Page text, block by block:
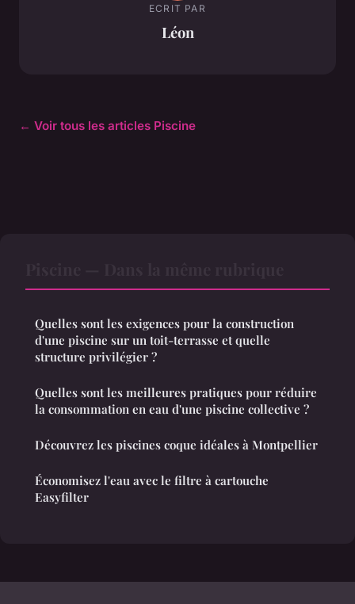
ECRIT PAR
Léon
← Voir tous les articles Piscine
Quelles sont les exigences pour la construction
d'une piscine sur un toit-terrasse et quelle
structure privilégier ?
Quelles sont les meilleures pratiques pour réduire
la consommation en eau d'une piscine collective ?
Découvrez les piscines coque idéales à Montpellier
Économisez l'eau avec le filtre à cartouche
Easyfilter